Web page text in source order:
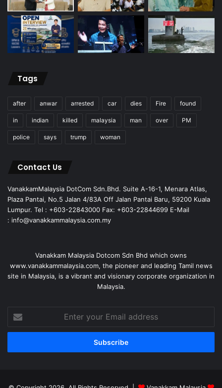
Tags
after anwar arrested car dies Fire found
in indian killed malaysia man over PM
police says trump woman
Contact Us
VanakkamMalaysia DotCom Sdn.Bhd. Suite A-16-1, Menara Atlas,
Plaza Pantai, No.5 Jalan 4/83A Off Jalan Pantai Baru, 59200 Kuala
Lumpur. Tel : +603-22843000 Fax: +603-22844699 E-Mail
: info@vanakkammalaysia.com.my
Vanakkam Malaysia Dotcom Sdn Bhd which owns
www.vanakkammalaysia.com, the pioneer and leading Tamil news
site in Malaysia, is a vibrant and visionary corporate organization in
Malaysia.
your
Email